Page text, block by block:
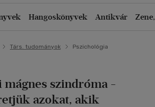
Hangoskönyvek Antikvár
Társ. tudományok Pszichológia
mágnes szindróma -
azokat, akik